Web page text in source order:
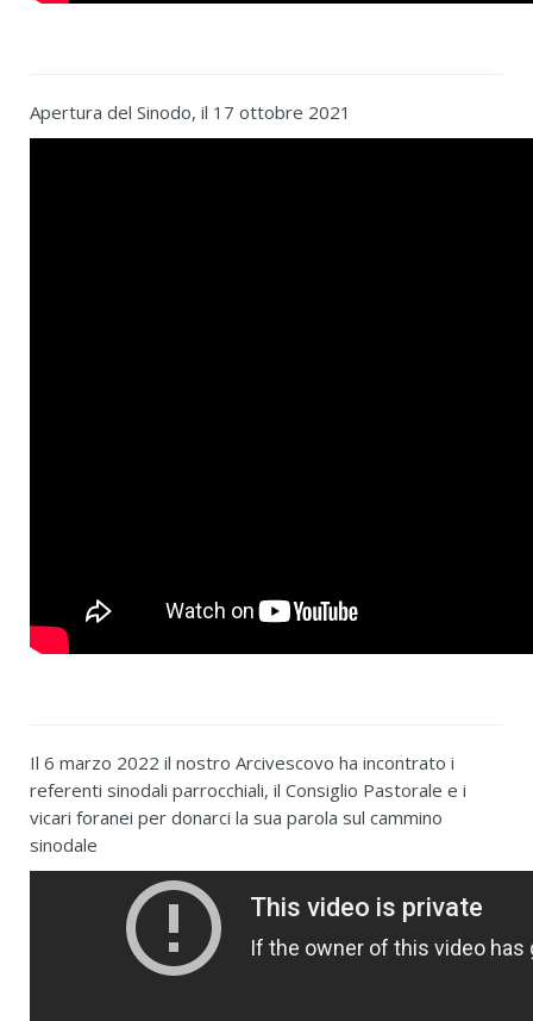
Apertura del Sinodo, il 17 ottobre 2021
Il 6 marzo 2022 il nostro Arcivescovo ha incontrato i
referenti sinodali parrocchiali, il Consiglio Pastorale e i
vicari foranei per donarci la sua parola sul cammino
sinodale